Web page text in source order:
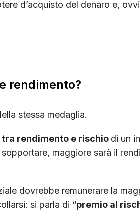
d’acquisto del denaro e,
rendimento?
stessa medaglia.
rendimento e rischio di un
maggiore sarà il
dovrebbe remunerare la
si parla di “premio al